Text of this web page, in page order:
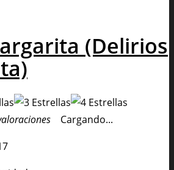
(Delirios
Cargando...